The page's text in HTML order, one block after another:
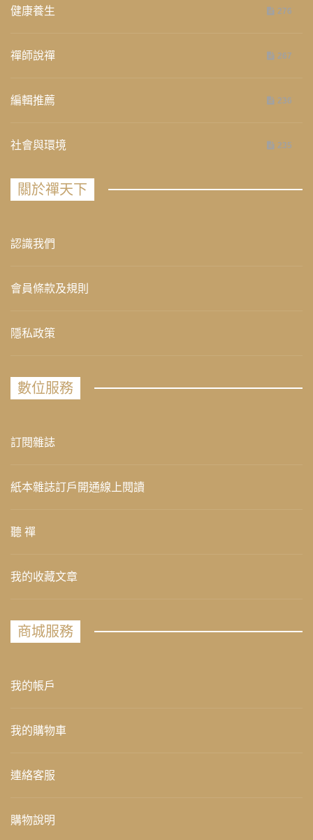
健康養生 276
禪師說禪 267
編輯推薦 236
社會與環境 235
關於禪天下
認識我們
會員條款及規則
隱私政策
數位服務
訂閱雜誌
紙本雜誌訂戶開通線上閱讀
聽 禪
我的收藏文章
商城服務
我的帳戶
我的購物車
連絡客服
購物說明